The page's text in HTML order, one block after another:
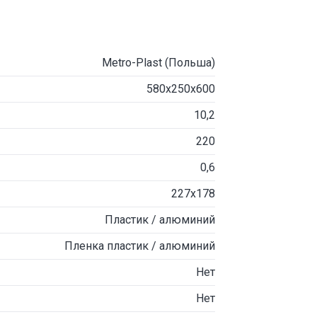
Metro-Plast (Польша)
580х250х600
10,2
220
0,6
227х178
Пластик / алюминий
Пленка пластик / алюминий
Нет
Нет